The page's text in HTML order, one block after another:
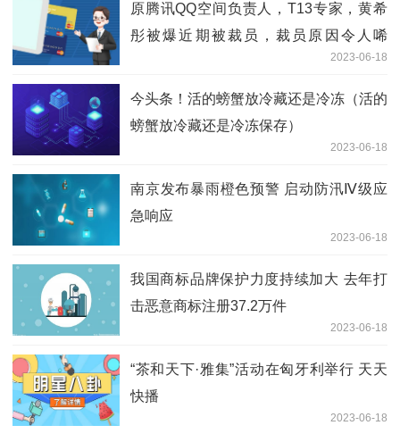
原腾讯QQ空间负责人，T13专家，黄希
彤被爆近期被裁员，裁员原因令人唏
2023-06-18
今头条！活的螃蟹放冷藏还是冷冻（活的
螃蟹放冷藏还是冷冻保存）
2023-06-18
南京发布暴雨橙色预警 启动防汛Ⅳ级应
急响应
2023-06-18
我国商标品牌保护力度持续加大 去年打
击恶意商标注册37.2万件
2023-06-18
“茶和天下·雅集”活动在匈牙利举行 天天
快播
2023-06-18